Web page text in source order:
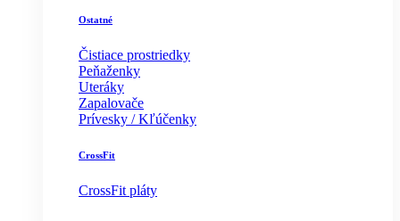
Ostatné
Čistiace prostriedky
Peňaženky
Uteráky
Zapalovače
Prívesky / Kľúčenky
CrossFit
CrossFit pláty